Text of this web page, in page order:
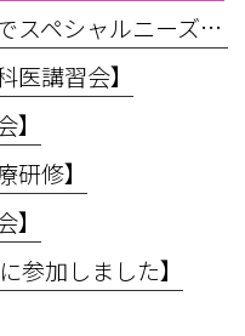
【船井総研小児歯科研究会でスペシャルニーズ対応のお話をしてきました】
医講習会】
研修】
参加しました】